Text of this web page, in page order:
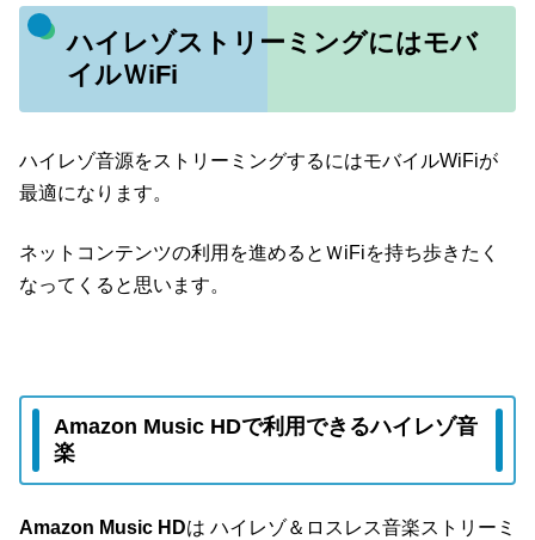
ハイレゾストリーミングにはモバ
イルＷiFi
ハイレゾ音源をストリーミングするにはモバイルWiFiが
最適になります。
ネットコンテンツの利用を進めるとＷiFiを持ち歩きたく
なってくると思います。
Amazon Music HDで利用できるハイレゾ音
楽
Amazon Music HDは ハイレゾ＆ロスレス音楽ストリーミ